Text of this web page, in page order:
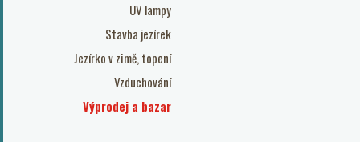
UV lampy
Stavba jezírek
Jezírko v zimě, topení
Vzduchování
Výprodej a bazar